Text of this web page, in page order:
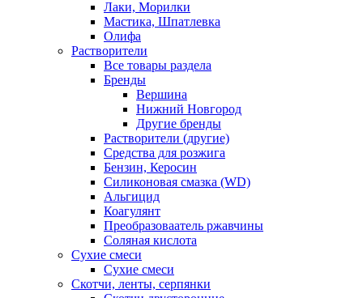
Лаки, Морилки
Мастика, Шпатлевка
Олифа
Растворители
Все товары раздела
Бренды
Вершина
Нижний Новгород
Другие бренды
Растворители (другие)
Средства для розжига
Бензин, Керосин
Силиконовая смазка (WD)
Альгицид
Коагулянт
Преобразоваатель ржавчины
Соляная кислота
Сухие смеси
Сухие смеси
Скотчи, ленты, серпянки